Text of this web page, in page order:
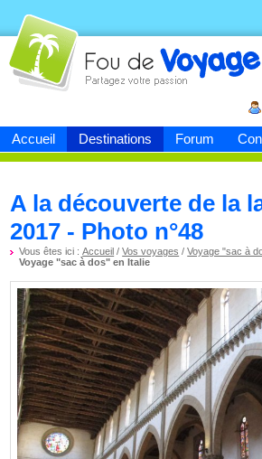
Accueil Destinations Forum
Fou devoyage
A la découverte de la
2017 - Photo n°48
Vous êtes ici :Accueil /Vos voyages /Voyage "sac à
Voyage "sac à dos" en Italie